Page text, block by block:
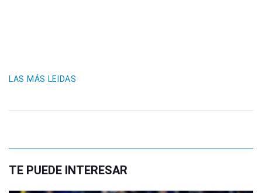
LAS MÁS LEIDAS
TE PUEDE INTERESAR